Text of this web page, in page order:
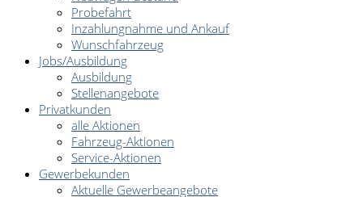
Probefahrt
Inzahlungnahme und Ankauf
Wunschfahrzeug
Jobs/Ausbildung
Ausbildung
Stellenangebote
Privatkunden
alle Aktionen
Fahrzeug-Aktionen
Service-Aktionen
Gewerbekunden
Aktuelle Gewerbeangebote